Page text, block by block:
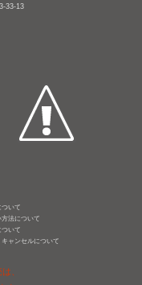
SEVEN Sparkling
33-13
ついて
方法について
ついて
キャンセルについて
、